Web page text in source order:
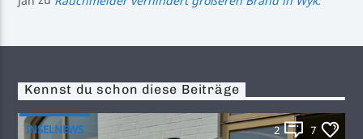
Kennst du schon diese Beiträge
INSELNEWS 2 7